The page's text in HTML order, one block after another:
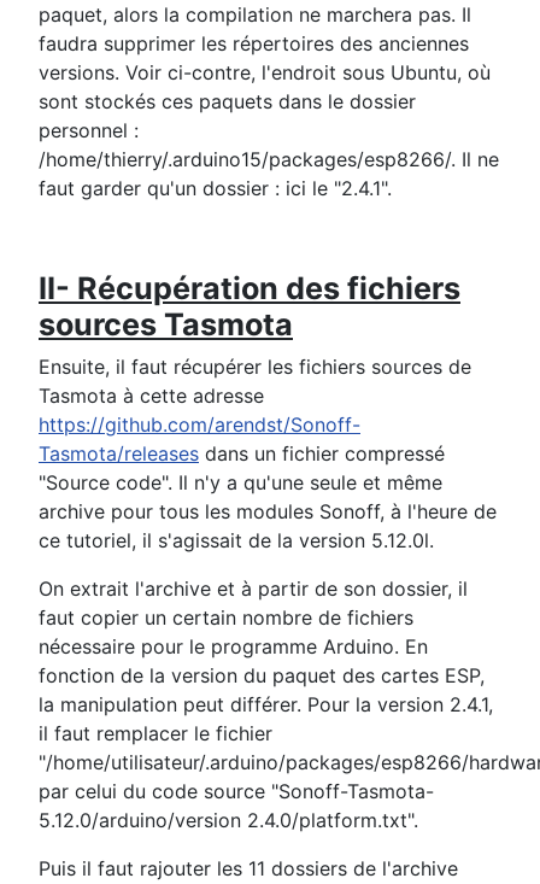
paquet, alors la compilation ne marchera pas. Il
faudra supprimer les répertoires des anciennes
versions. Voir ci-contre, l'endroit sous Ubuntu, où
sont stockés ces paquets dans le dossier
personnel :
/home/thierry/.arduino15/packages/esp8266/. Il ne
faut garder qu'un dossier : ici le "2.4.1".
II- Récupération des fichiers
sources Tasmota
Ensuite, il faut récupérer les fichiers sources de
Tasmota à cette adresse
https://github.com/arendst/Sonoff-
Tasmota/releases dans un fichier compressé
"Source code". Il n'y a qu'une seule et même
archive pour tous les modules Sonoff, à l'heure de
ce tutoriel, il s'agissait de la version 5.12.0l.
On extrait l'archive et à partir de son dossier, il
faut copier un certain nombre de fichiers
nécessaire pour le programme Arduino. En
fonction de la version du paquet des cartes ESP,
la manipulation peut différer. Pour la version 2.4.1,
il faut remplacer le fichier
"/home/utilisateur/.arduino/packages/esp8266/
par celui du code source "Sonoff-Tasmota-
5.12.0/arduino/version 2.4.0/platform.txt".
Puis il faut rajouter les 11 dossiers de l'archive